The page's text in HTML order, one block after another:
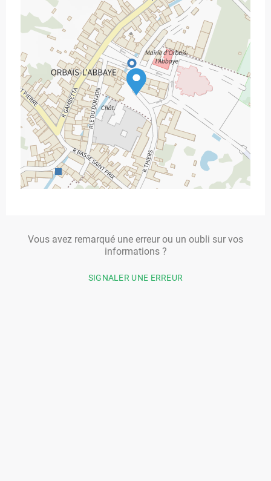
Vous avez remarqué une erreur ou un oubli sur vos
informations ?
SIGNALER UNE ERREUR